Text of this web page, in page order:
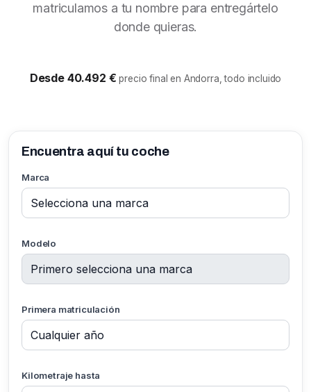
matriculamos a tu nombre para entregártelo
donde quieras.
Desde 40.492 €precio final en Andorra, todo incluido
Encuentra aquí tu coche
Marca
Modelo
Primera matriculación
Kilometraje hasta